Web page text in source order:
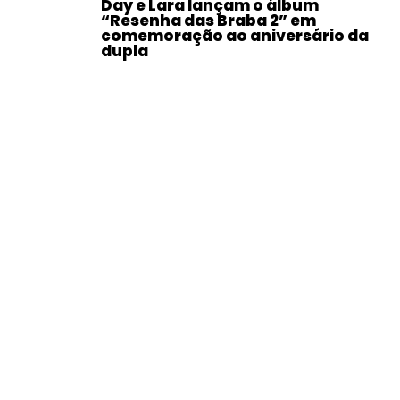
Day e Lara lançam o álbum
“Resenha das Braba 2” em
comemoração ao aniversário da
dupla